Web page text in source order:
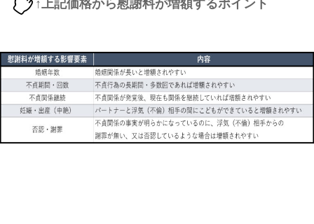
↑上記価格から慰謝料が増額するポイント